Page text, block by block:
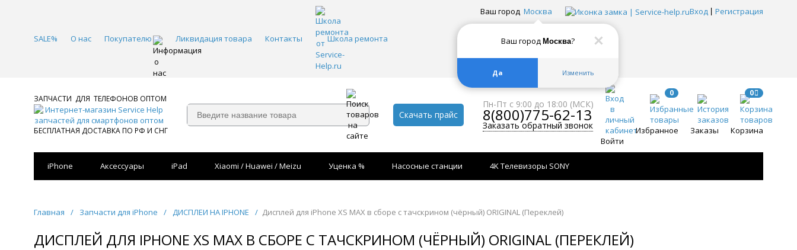
Ваш город Москва?
Да Изменить
SALE% О нас Покупателю Ликвидация товара Контакты Школа ремонта
Ваш город Москва Вход Регистрация
ЗАПЧАСТИ ДЛЯ ТЕЛЕФОНОВ ОПТОМ
БЕСПЛАТНАЯ ДОСТАВКА ПО РФ И СНГ
Скачать прайс
Пн-Пт с 9:00 до 18:00 (МСК)
8(800)775-62-13
Заказать обратный звонок
Войти
0
Избранное Заказы
0
Корзина
iPhone Аксессуары iPad Xiaomi / Huawei / Meizu Уценка % Насосные станции 4K Телевизоры SONY
Главная / Запчасти для iPhone / ДИСПЛЕИ НА IPHONE / Дисплей для iPhone XS MAX в сборе с тачскрином (чёрный) ORIGINAL (Переклей)
ДИСПЛЕЙ ДЛЯ IPHONE XS MAX В СБОРЕ С ТАЧСКРИНОМ (ЧЁРНЫЙ) ORIGINAL (ПЕРЕКЛЕЙ)